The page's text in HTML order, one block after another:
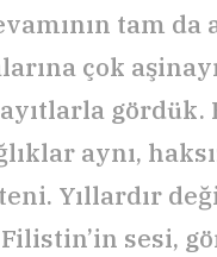
tam
çok
gördük.
aynı,
Yıllardır
sesi,